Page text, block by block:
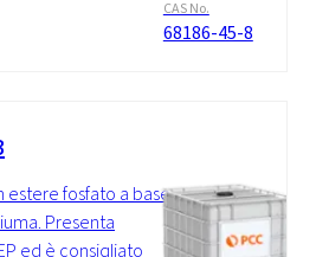
CAS No.
68186-45-8
estere fosfato a base
Presenta
ed è consigliato